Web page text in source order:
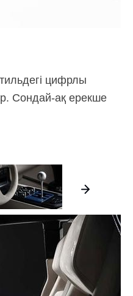
цифрлы
Сондай-ақ ерекше